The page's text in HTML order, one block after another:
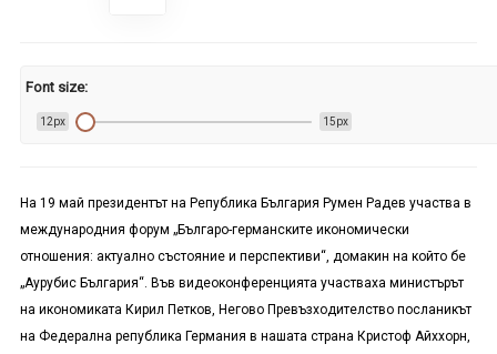
Font size:
12px 15px
На 19 май президентът на Република България Румен Радев участва в
международния форум „Българо-германските икономически
отношения: актуално състояние и перспективи“, домакин на който бе
„Аурубис България“. Във видеоконференцията участваха министърът
на икономиката Кирил Петков, Негово Превъзходителство посланикът
на Федерална република Германия в нашата страна Кристоф Айххорн,